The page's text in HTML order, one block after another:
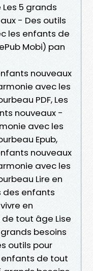
5 grands
- Des outils
les enfants de
Mobi) pan
nouveaux
avec les
PDF, Les
nouveaux -
avec les
Epub,
nouveaux
avec les
Lire en
des enfants
en
tout âge Lise
besoins
outils pour
de tout